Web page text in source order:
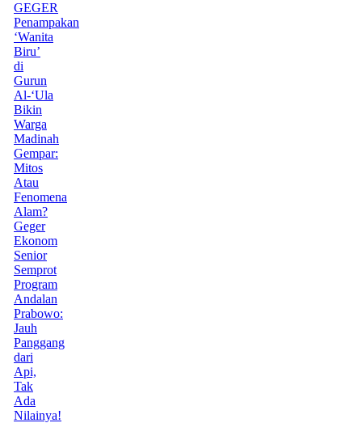
GEGER
Penampakan
‘Wanita
Biru’
di
Gurun
Al-‘Ula
Bikin
Warga
Madinah
Gempar:
Mitos
Atau
Fenomena
Alam?
Geger
Ekonom
Senior
Semprot
Program
Andalan
Prabowo:
Jauh
Panggang
dari
Api,
Tak
Ada
Nilainya!